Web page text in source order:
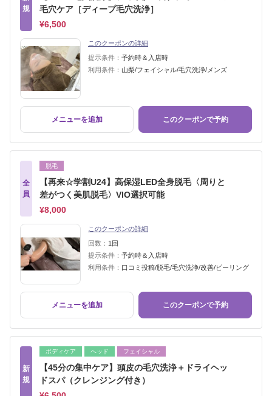
規
毛穴ケア［ディープ毛穴洗浄］
¥6,500
このクーポンの詳細
提示条件： 予約時＆入店時
利用条件： 山梨/フェイシャル/毛穴洗浄/メンズ
メニューを追加 このクーポンで予約
全
員
脱毛
【再来☆学割U24】高保湿LED全身脱毛〈周りと
差がつく美肌脱毛〉VIO選択可能
¥8,000
このクーポンの詳細
回数： 1回
提示条件： 予約時＆入店時
利用条件： 口コミ投稿/脱毛/毛穴洗浄/改善/ピーリング
メニューを追加 このクーポンで予約
新
規
ボディケア ヘッド フェイシャル
【45分の集中ケア】頭皮の毛穴洗浄＋ドライヘッ
ドスパ（クレンジング付き）